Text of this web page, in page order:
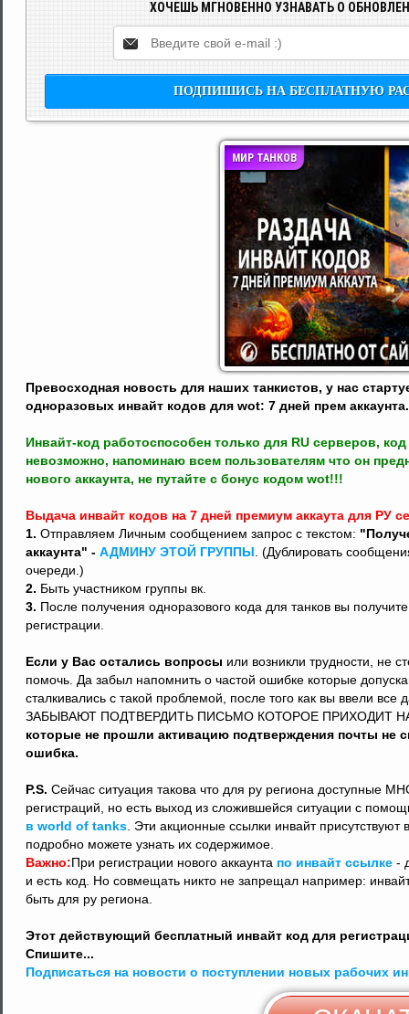
ХОЧЕШЬ МГНОВЕННО УЗНАВАТЬ О
МИР ТАНКОВ
Превосходная новость для наших танкистов, у нас
одноразовых инвайт кодов для wot: 7 дней прем аккаунта.
Инвайт-код работоспособен только для RU серверов,
невозможно, напоминаю всем пользователям что он
нового аккаунта, не путайте с бонус кодом wot!!!
Выдача инвайт кодов на 7 дней премиум аккаута для РУ
1. Отправляем Личным сообщением запрос с текстом:
аккаунта" - АДМИНУ ЭТОЙ ГРУППЫ . (Дублировать
очереди.)
2. Быть участником группы вк.
3. После получения одноразового кода для танков вы
регистрации.
Если у Вас остались вопросы или возникли трудности, не
помочь. Да забыл напомнить о частой ошибке которые
сталкивались с такой проблемой, после того как вы ввели
ЗАБЫВАЮТ ПОДТВЕРДИТЬ ПИСЬМО КОТОРОЕ ПРИХОДИТ НА
которые не прошли активацию подтверждения почты не
ошибка.
P.S. Сейчас ситуация такова что для ру региона доступные
регистраций, но есть выход из сложившейся ситуации с
в world of tanks . Эти акционные ссылки инвайт
подробно можете узнать их содержимое.
Важно:При регистрации нового аккаунта по инвайт ссылке -
и есть код. Но совмещать никто не запрещал например:
быть для ру региона.
Этот действующий бесплатный инвайт код для
Спишите...
Подписаться на новости о поступлении новых рабочих